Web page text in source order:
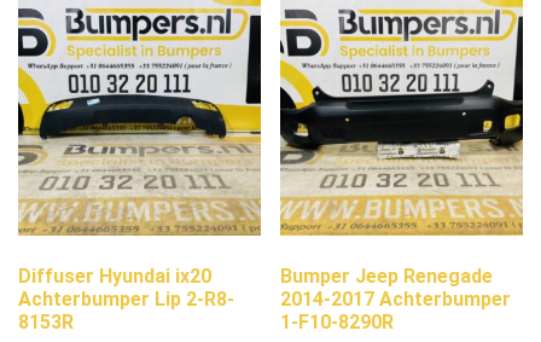
Diffuser Hyundai ix20
Achterbumper Lip 2-R8-
8153R
Bumper Jeep Renegade
2014-2017 Achterbumper
1-F10-8290R